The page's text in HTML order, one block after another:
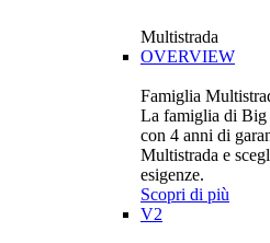
Multistrada
OVERVIEW
Famiglia
La famiglia di Big
con 4 anni di
Multistrada e
esigenze.
Scopri di più
V2